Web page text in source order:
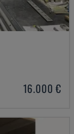
16.000 €